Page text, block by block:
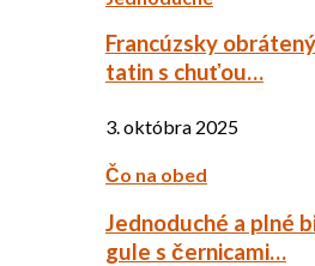
Francúzsky
tatin s chuťou…
3. októbra 2025
Čo na obed
Jednoduché a plné
gule s černicami…